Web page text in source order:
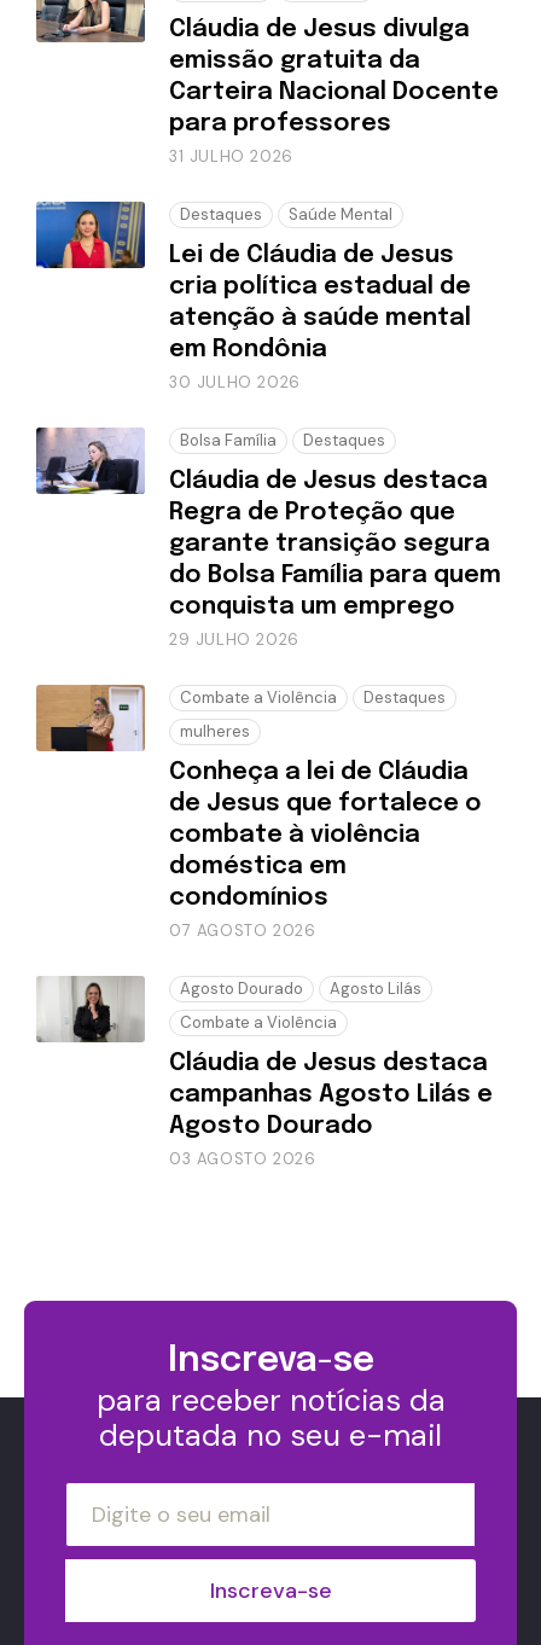
Cláudia de Jesus divulga
emissão gratuita da
Carteira Nacional Docente
para professores
31 JULHO 2026
Destaques Saúde Mental
Lei de Cláudia de Jesus
cria política estadual de
atenção à saúde mental
em Rondônia
30 JULHO 2026
Bolsa Família Destaques
Cláudia de Jesus destaca
Regra de Proteção que
garante transição segura
do Bolsa Família para quem
conquista um emprego
29 JULHO 2026
Combate a Violência
Destaques
mulheres
Conheça a lei de Cláudia
de Jesus que fortalece o
combate à violência
doméstica em
condomínios
07 AGOSTO 2026
Agosto Dourado
Agosto Lilás
Combate a Violência
Cláudia de Jesus destaca
campanhas Agosto Lilás e
Agosto Dourado
03 AGOSTO 2026
Inscreva-se
para receber notícias da
deputada no seu e-mail